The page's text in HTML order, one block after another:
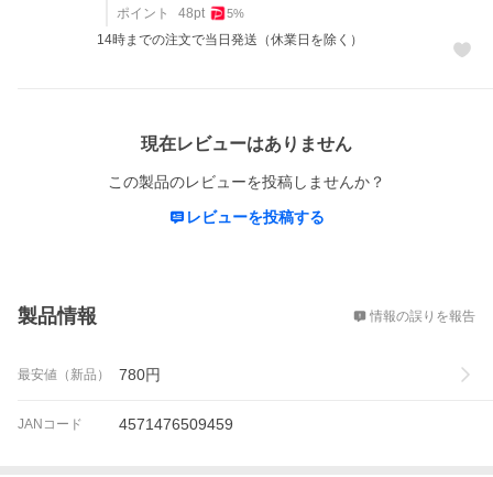
ポイント
48pt 5%
14時までの注文で当日発送（休業日を除く）
現在レビューはありません
この製品のレビューを投稿しませんか？
レビューを投稿する
製品情報 情報の誤りを報告
最安値（新品） 780円
JANコード 4571476509459